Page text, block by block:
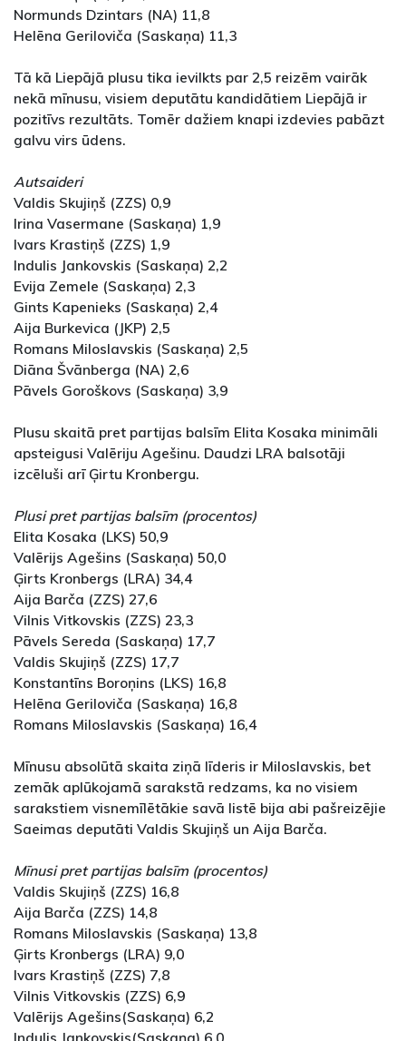
Normunds Dzintars (NA) 11,8
Helēna Geriloviča (Saskaņa) 11,3
Tā kā Liepājā plusu tika ievilkts par 2,5 reizēm vairāk
nekā mīnusu, visiem deputātu kandidātiem Liepājā ir
pozitīvs rezultāts. Tomēr dažiem knapi izdevies pabāzt
galvu virs ūdens.
Autsaideri
Valdis Skujiņš (ZZS) 0,9
Irina Vasermane (Saskaņa) 1,9
Ivars Krastiņš (ZZS) 1,9
Indulis Jankovskis (Saskaņa) 2,2
Evija Zemele (Saskaņa) 2,3
Gints Kapenieks (Saskaņa) 2,4
Aija Burkevica (JKP) 2,5
Romans Miloslavskis (Saskaņa) 2,5
Diāna Švānberga (NA) 2,6
Pāvels Goroškovs (Saskaņa) 3,9
Plusu skaitā pret partijas balsīm Elita Kosaka minimāli
apsteigusi Valēriju Agešinu. Daudzi LRA balsotāji
izcēluši arī Ģirtu Kronbergu.
Plusi pret partijas balsīm (procentos)
Elita Kosaka (LKS) 50,9
Valērijs Agešins (Saskaņa) 50,0
Ģirts Kronbergs (LRA) 34,4
Aija Barča (ZZS) 27,6
Vilnis Vitkovskis (ZZS) 23,3
Pāvels Sereda (Saskaņa) 17,7
Valdis Skujiņš (ZZS) 17,7
Konstantīns Boroņins (LKS) 16,8
Helēna Geriloviča (Saskaņa) 16,8
Romans Miloslavskis (Saskaņa) 16,4
Mīnusu absolūtā skaita ziņā līderis ir Miloslavskis, bet
zemāk aplūkojamā sarakstā redzams, ka no visiem
sarakstiem visnemīlētākie savā listē bija abi pašreizējie
Saeimas deputāti Valdis Skujiņš un Aija Barča.
Mīnusi pret partijas balsīm (procentos)
Valdis Skujiņš (ZZS) 16,8
Aija Barča (ZZS) 14,8
Romans Miloslavskis (Saskaņa) 13,8
Ģirts Kronbergs (LRA) 9,0
Ivars Krastiņš (ZZS) 7,8
Vilnis Vitkovskis (ZZS) 6,9
Valērijs Agešins(Saskaņa) 6,2